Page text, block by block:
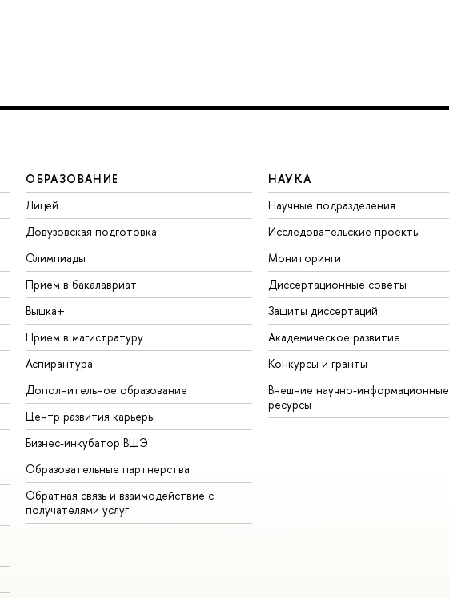
ОБРАЗОВАНИЕ
Лицей
Довузовская подготовка
Олимпиады
Прием в бакалавриат
Вышка+
Прием в магистратуру
Аспирантура
Дополнительное образование
Центр развития карьеры
Бизнес-инкубатор ВШЭ
Образовательные партнерства
Обратная связь и взаимодействие с
получателями услуг
НАУКА
Научные подразделения
Исследовательские проекты
Мониторинги
Диссертационные советы
Защиты диссертаций
Академическое развитие
Конкурсы и гранты
Внешние научно-информационные
ресурсы